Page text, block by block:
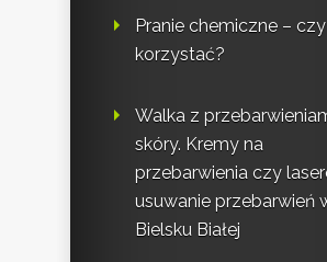
Pranie chemiczne –
korzystać?
Walka z
skóry. Kremy na
przebarwienia czy
usuwanie przebarwień
Bielsku Białej